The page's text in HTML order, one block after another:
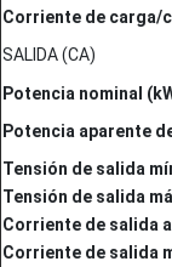
Corriente de carga/
SALIDA (CA)
Potencia nominal
Potencia aparente
Tensión de salida
Tensión de salida
Corriente de salida
Corriente de salida